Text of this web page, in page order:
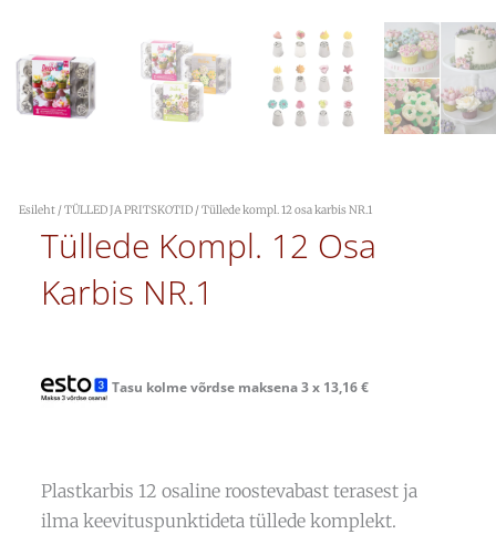
Esileht /TÜLLED JA PRITSKOTID / Tüllede kompl. 12 osa karbis NR.1
Tüllede Kompl. 12 Osa
Karbis NR.1
Tasu kolme võrdse maksena 3 x 13,16€
Plastkarbis 12 osaline roostevabast terasest ja
ilma keevituspunktideta tüllede komplekt.